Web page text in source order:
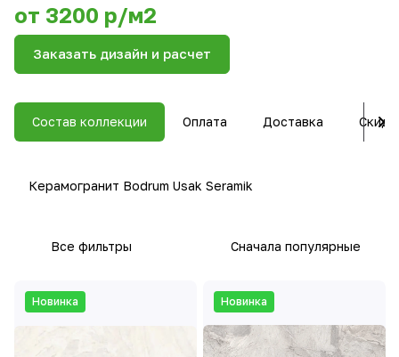
от 3200 р/м2
Заказать дизайн и расчет
Состав коллекции Оплата Доставка
Керамогранит Bodrum Usak Seramik
Все фильтры Сначала популярные
Новинка Новинка